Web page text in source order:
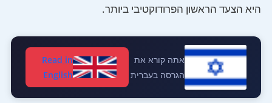
היא הצעד הראשון הפרודוקטיבי ביותר.
אתה קורא את
הגרסה בעברית
Read in
English